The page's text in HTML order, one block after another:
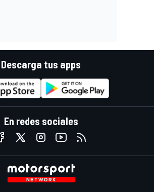
Descarga tus apps
En redes sociales